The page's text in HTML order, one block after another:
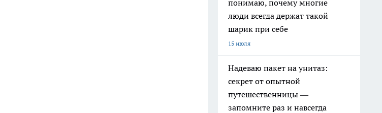
понимаю, почему многие
люди всегда держат такой
шарик при себе
15 июля
Надеваю пакет на унитаз:
секрет от опытной
путешественницы —
запомните раз и навсегда